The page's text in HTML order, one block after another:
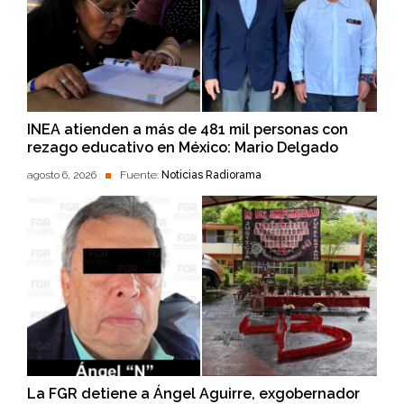
INEA atienden a más de 481 mil personas con
rezago educativo en México: Mario Delgado
agosto 6, 2026 Fuente: Noticias Radiorama
La FGR detiene a Ángel Aguirre, exgobernador